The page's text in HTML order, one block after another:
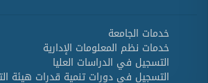
خدمات الجامعة
خدمات نظم المعلومات الإدارية
التسجيل في الدراسات العليا
التسجيل في دورات تنمية قدرات هيئة